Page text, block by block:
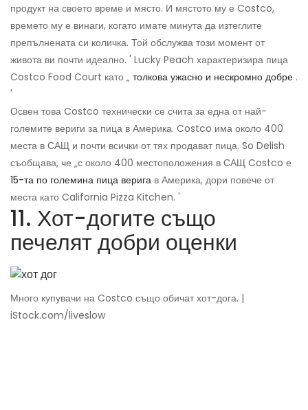
продукт на своето време и място. И мястото му е Costco,
времето му е винаги, когато имате минута да изтеглите
препълнената си количка. Той обслужва този момент от
живота ви почти идеално. ' Lucky Peach характеризира пица
Costco Food Court като „ толкова ужасно и нескромно добре .
'
Освен това Costco технически се счита за една от най-
големите вериги за пица в Америка. Costco има около 400
места в САЩ и почти всички от тях продават пица. So Delish
съобщава, че „с около 400 местоположения в САЩ Costco е
15-та по големина пица верига в Америка, дори повече от
места като California Pizza Kitchen. '
11. Хот-догите също
печелят добри оценки
Много купувачи на Costco също обичат хот-дога. |
iStock.com/liveslow